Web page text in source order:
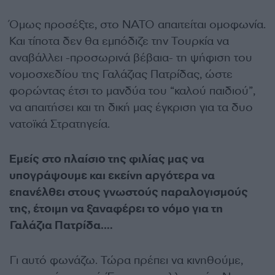
Όμως προσέξτε, στο ΝΑΤΟ απαιτείται ομοφωνία.
Και τίποτα δεν θα εμπόδιζε την Τουρκία να
αναβάλλει -προσωρινά βέβαια- τη ψήφιση του
νομοσχεδίου της Γαλάζιας Πατρίδας, ώστε
φορώντας έτσι το μανδύα του “καλού παιδιού”,
να απαιτήσει και τη δική μας έγκριση για τα δυο
νατοϊκά Στρατηγεία.
Εμείς στο πλαίσιο της φιλίας μας να
υπογράψουμε και εκείνη αργότερα να
επανέλθει στους γνωστούς παραλογισμούς
της, έτοιμη να ξαναφέρει το νόμο για τη
Γαλάζια Πατρίδα….
Γι αυτό φωνάζω. Τώρα πρέπει να κινηθούμε,